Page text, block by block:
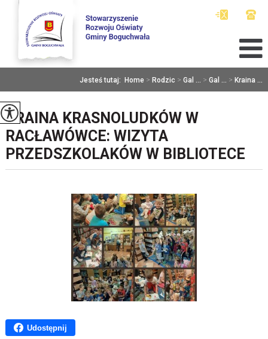
Jesteś tutaj: Home > Rodzic > Gal ... > Gal ... > Kraina ...
KRAINA KRASNOLUDKÓW W
RACŁAWÓWCE: WIZYTA
PRZEDSZKOLAKÓW W BIBLIOTECE
Udostępnij